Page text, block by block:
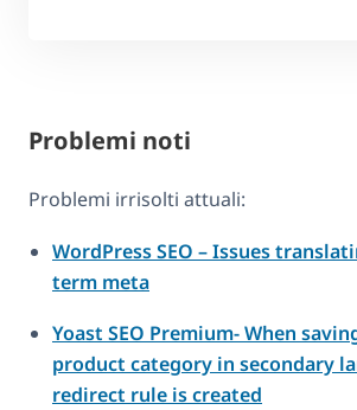
Problemi noti
Problemi irrisolti attuali:
WordPress SEO – Issues
term meta
Yoast SEO Premium- When
product category in secondary
redirect rule is created